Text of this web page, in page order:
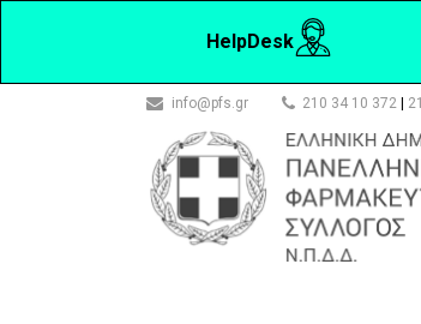
HelpDesk
info@pfs.gr 210 34 10 372